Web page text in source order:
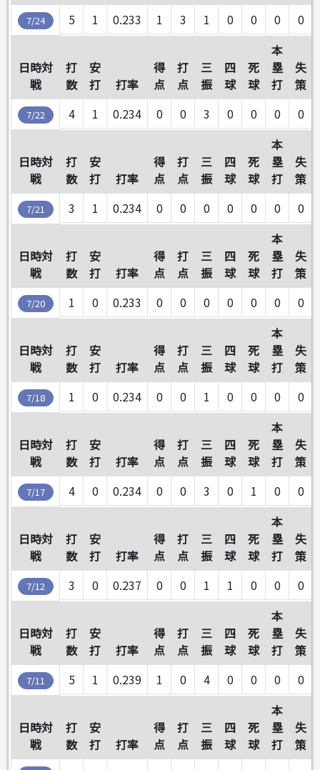
7/24 5 1 0.233 1 3 1 0 0 0 0
日時対
戦
打
数
安
打
打率
得
点
打
点
三
振
四
球
死
球
本
塁
打
失
策
7/22 4 1 0.234 0 0 3 0 0 0 0
日時対
戦
打
数
安
打
打率
得
点
打
点
三
振
四
球
死
球
本
塁
打
失
策
7/21 3 1 0.234 0 0 0 0 0 0 0
日時対
戦
打
数
安
打
打率
得
点
打
点
三
振
四
球
死
球
本
塁
打
失
策
7/20 1 0 0.233 0 0 0 0 0 0 0
日時対
戦
打
数
安
打
打率
得
点
打
点
三
振
四
球
死
球
本
塁
打
失
策
7/18 1 0 0.234 0 0 1 0 0 0 0
日時対
戦
打
数
安
打
打率
得
点
打
点
三
振
四
球
死
球
本
塁
打
失
策
7/17 4 0 0.234 0 0 3 0 1 0 0
日時対
戦
打
数
安
打
打率
得
点
打
点
三
振
四
球
死
球
本
塁
打
失
策
7/12 3 0 0.237 0 0 1 1 0 0 0
日時対
戦
打
数
安
打
打率
得
点
打
点
三
振
四
球
死
球
本
塁
打
失
策
7/11 5 1 0.239 1 0 4 0 0 0 0
日時対
戦
打
数
安
打
打率
得
点
打
点
三
振
四
球
死
球
本
塁
打
失
策